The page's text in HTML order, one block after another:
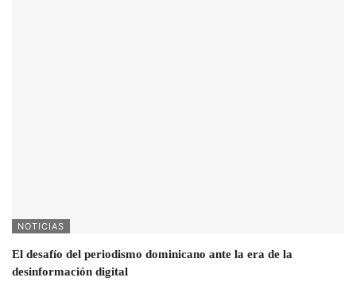
NOTICIAS
El desafío del periodismo dominicano ante la era de la
desinformación digital